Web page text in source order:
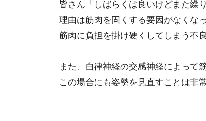
皆さん「しばらくは良いけどまた繰
理由は筋肉を固くする要因がなくな
筋肉に負担を掛け硬くしてしまう不
また、自律神経の交感神経によって
この場合にも姿勢を見直すことは非